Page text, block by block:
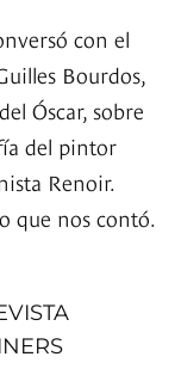
con el
Bourdos,
Óscar, sobre
del pintor
Renoir.
que nos contó.